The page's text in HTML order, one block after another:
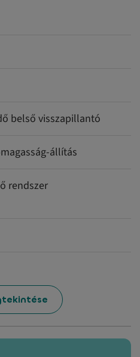
belső visszapillantó
állítás
rendszer